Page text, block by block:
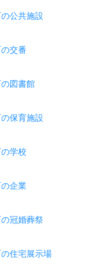
公共施設
交番
図書館
保育施設
学校
企業
冠婚葬祭
住宅展示場